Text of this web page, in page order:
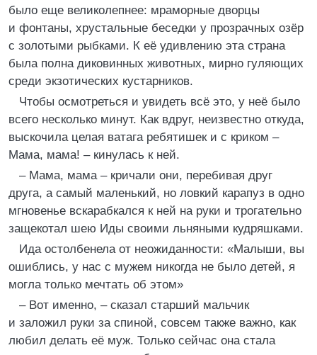
было еще великолепнее: мраморные дворцы
и фонтаны, хрустальные беседки у прозрачных озёр
с золотыми рыбками. К её удивлению эта страна
была полна диковинных животных, мирно гуляющих
среди экзотических кустарников.
Чтобы осмотреться и увидеть всё это, у неё было
всего несколько минут. Как вдруг, неизвестно откуда,
выскочила целая ватага ребятишек и с криком –
Мама, мама! – кинулась к ней.
– Мама, мама – кричали они, перебивая друг
друга, а самый маленький, но ловкий карапуз в одно
мгновенье вскарабкался к ней на руки и трогательно
защекотал шею Иды своими льняными кудряшками.
Ида остолбенела от неожиданности: «Малыши, вы
ошиблись, у нас с мужем никогда не было детей, я
могла только мечтать об этом»
– Вот именно, – сказал старший мальчик
и заложил руки за спиной, совсем также важно, как
любил делать её муж. Только сейчас она стала